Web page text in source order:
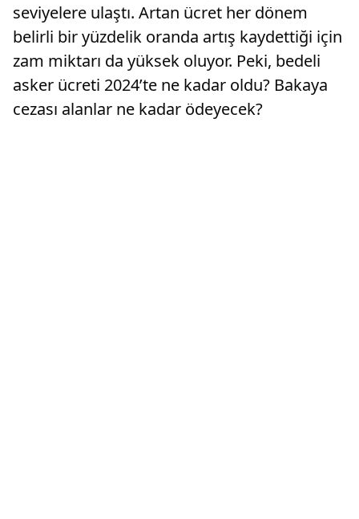
seviyelere ulaştı. Artan ücret her dönem
belirli bir yüzdelik oranda artış kaydettiği için
zam miktarı da yüksek oluyor. Peki, bedeli
asker ücreti 2024’te ne kadar oldu? Bakaya
cezası alanlar ne kadar ödeyecek?